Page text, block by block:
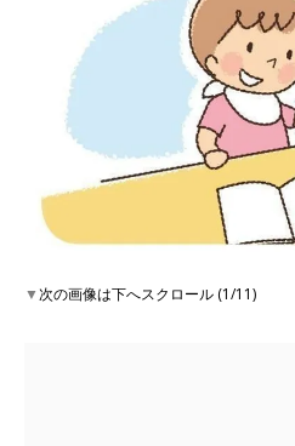
▼次の画像は下へスクロール (1/11)